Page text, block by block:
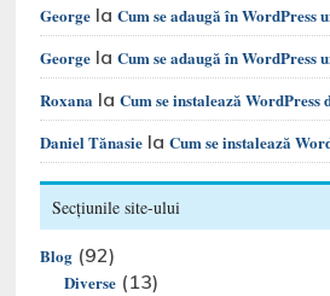
George laCum se adaugă în WordPress
George laCum se adaugă în WordPress
Roxana laCum se instalează WordPress
Daniel Tănasie laCum se instalează
Secțiunile site-ului
Blog (92)
Diverse (13)